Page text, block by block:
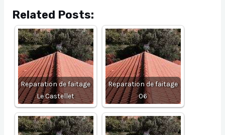
Related Posts:
Reparation de faitage
Le Castellet
Reparation de faitage
06